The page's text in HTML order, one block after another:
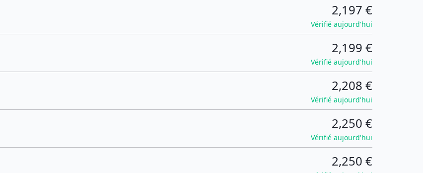
2,197 €
Vérifié aujourd'hui
2,199 €
Vérifié aujourd'hui
2,208 €
Vérifié aujourd'hui
2,250 €
Vérifié aujourd'hui
2,250 €